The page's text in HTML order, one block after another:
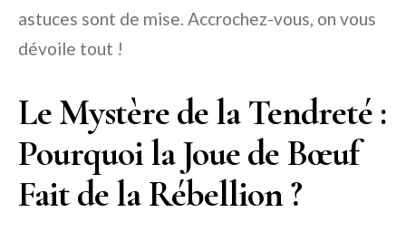
astuces sont de mise. Accrochez-vous, on vous
dévoile tout !
Le Mystère de la Tendreté :
Pourquoi la Joue de Bœuf
Fait de la Rébellion ?